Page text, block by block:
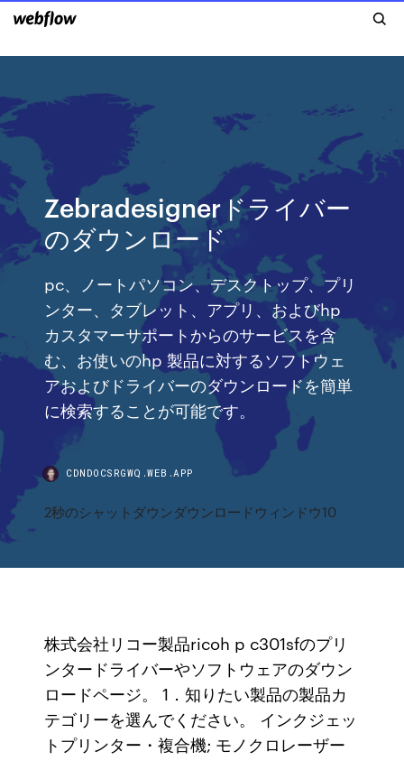
Zebradesignerドライバー
のダウンロード
pc、ノートパソコン、デスクトップ、プリ
ンター、タブレット、アプリ、およびhp
カスタマーサポートからのサービスを含
む、お使いのhp 製品に対するソフトウェ
アおよびドライバーのダウンロードを簡単
に検索することが可能です。
CDNDOCSRGWQ.WEB.APP
2秒のシャットダウンダウンロードウィンドウ10
株式会社リコー製品ricoh p c301sfのプリ
ンタードライバーやソフトウェアのダウン
ロードページ。 1．知りたい製品の製品カ
テゴリーを選んでください。 インクジェッ
トプリンター・複合機; モノクロレーザー